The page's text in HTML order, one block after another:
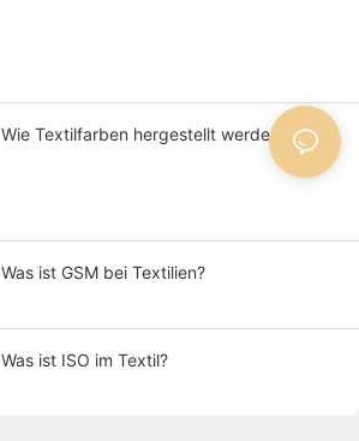
Wie Textilfarben hergestellt werden
Was ist GSM bei Textilien?
Was ist ISO im Textil?